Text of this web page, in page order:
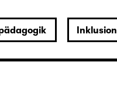
Inklusion